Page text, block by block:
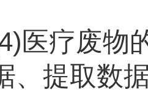
疗废物的
、提取数